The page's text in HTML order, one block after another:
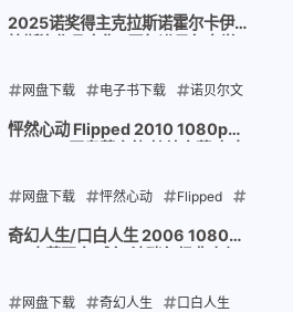
叶惠美 2003华语经典
2025诺奖得主克拉斯诺霍尔卡伊·
网盘下载 电子书下载 诺贝尔文
学奖 克拉斯诺霍尔卡伊·拉斯洛
2025-12-19
怦然心动 Flipped 2010 1080p
网盘下载 怦然心动 Flipped
青春爱情片 罗伯·莱纳
奇幻人生/口白人生 2006 1080p
网盘下载 奇幻人生 口白人生